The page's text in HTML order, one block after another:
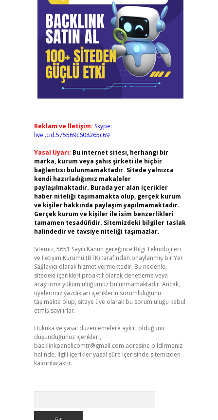
Reklam ve İletişim: Skype:
live:.cid.575569c608265c69
Yasal Uyarı: Bu internet sitesi, herhangi bir
marka, kurum veya şahıs şirketi ile hiçbir
bağlantısı bulunmamaktadır. Sitede yalnızca
kendi hazırladığımız makaleler
paylaşılmaktadır. Burada yer alan içerikler
haber niteliği taşımamakta olup, gerçek kurum
ve kişiler hakkında paylaşım yapılmamaktadır.
Gerçek kurum ve kişiler ile isim benzerlikleri
tamamen tesadüfidir. Sitemizdeki bilgiler taslak
halindedir ve tavsiye niteliği taşımazlar.
Sitemiz, 5651 Sayılı Kanun gereğince Bilgi Teknolojileri
ve İletişim Kurumu (BTK) tarafından onaylanmış bir Yer
Sağlayıcı olarak hizmet vermektedir. Bu nedenle,
sitedeki içerikleri proaktif olarak denetleme veya
araştırma yükümlülüğümüz bulunmamaktadır. Ancak,
üyelerimiz yazdıkları içeriklerin sorumluluğunu
taşımakta olup, siteye üye olarak bu sorumluluğu kabul
etmiş sayılırlar.
Hukuka ve yasal düzenlemelere aykırı olduğunu
düşündüğünüz içerikleri,
backlinkpanelicomtr@gmail.com adresine bildirmeniz
halinde, ilgili içerikler yasal süre içerisinde sitemizden
kaldırılacaktır.